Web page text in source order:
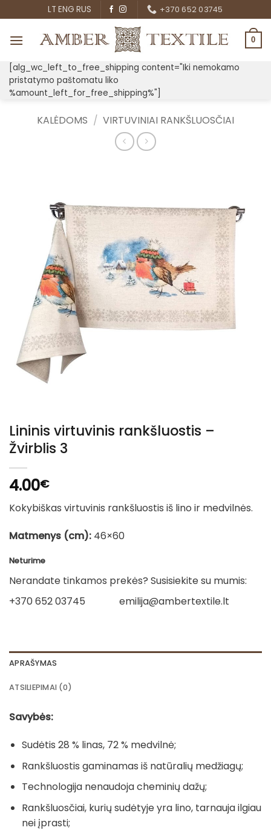
to
content
LT ENG RUS +370 652 03745
0
[alg_wc_left_to_free_shipping content="Iki nemokamo
pristatymo paštomatu liko
%amount_left_for_free_shipping%"]
KALĖDOMS / VIRTUVINIAI RANKŠLUOSČIAI
Lininis virtuvinis rankšluostis –
Žvirblis 3
4.00€
Kokybiškas virtuvinis rankšluostis iš lino ir medvilnės.
Matmenys (cm): 46×60
Neturime
Nerandate tinkamos prekės? Susisiekite su mumis:
+370 652 03745
emilija@ambertextile.lt
APRAŠYMAS
ATSILIEPIMAI (0)
Savybės:
Sudėtis 28 % linas, 72 % medvilnė;
Rankšluostis gaminamas iš natūralių medžiagų;
Technologija nenaudoja cheminių dažų;
Rankšluosčiai, kurių sudėtyje yra lino, tarnauja ilgiau
nei įprasti;